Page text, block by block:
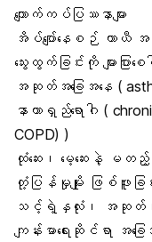
ကျောက်ကပ်ပြဿနာများ
အိပ်ပျော်နေစဉ် ယာ
သွေးထွက်ခြင်းကို များပြား
အဆုတ်အခြေအနေ (
နာတာရှည်ရောဂါ (
COPD) )
ထုံဆေး၊ မေ့ဆေးနဲ့
တုံ့ပြန်မှုမျိုး ဖြစ်ဖူးခြ
သင့်ရဲ့နှလုံး၊ အဆုတ်၊
ကျန်းမာရေးဆိုင်ရာ အခြေအ